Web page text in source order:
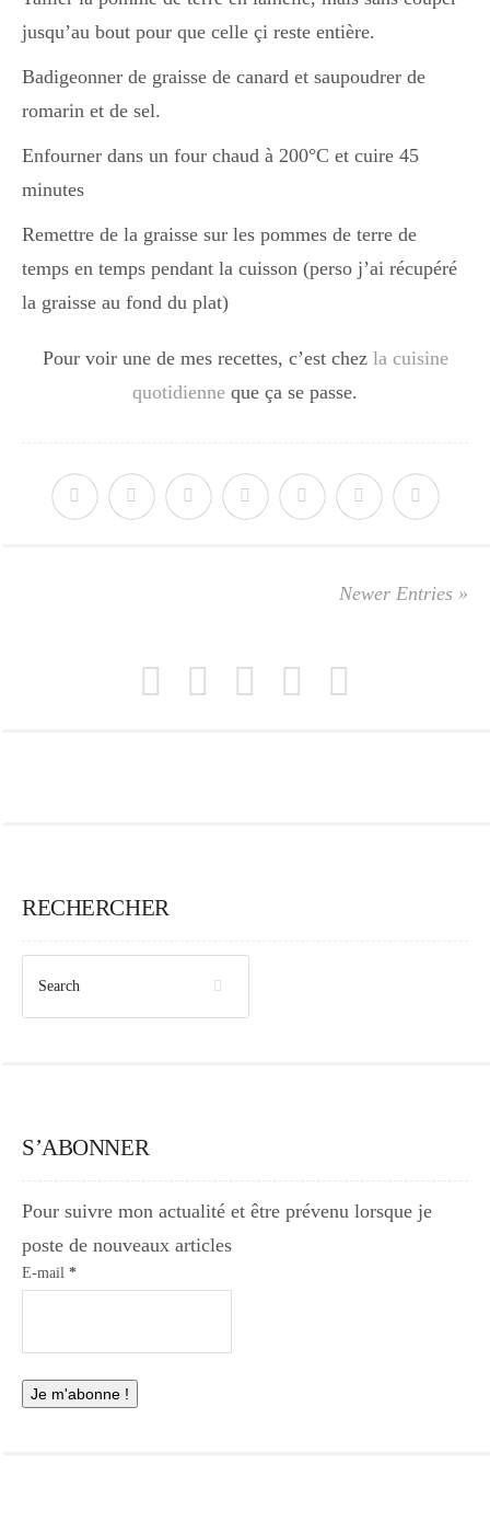
jusqu’au bout pour que celle çi reste entière.
Badigeonner de graisse de canard et saupoudrer de
romarin et de sel.
Enfourner dans un four chaud à 200°C et cuire 45
minutes
Remettre de la graisse sur les pommes de terre de
temps en temps pendant la cuisson (perso j’ai récupéré
la graisse au fond du plat)
Pour voir une de mes recettes, c’est chez la cuisine
quotidienne que ça se passe.
Newer Entries »
RECHERCHER
S’ABONNER
Pour suivre mon actualité et être prévenu lorsque je
poste de nouveaux articles
E-mail *